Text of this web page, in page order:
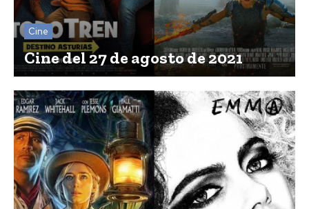
Cine
Cine del 27 de agosto de 2021